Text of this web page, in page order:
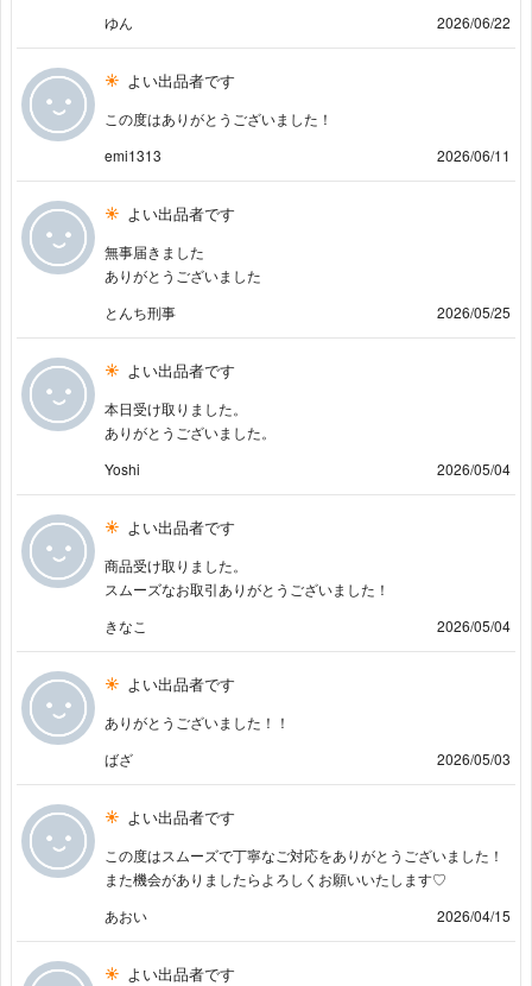
ゆん
2026/06/22
よい出品者です
この度はありがとうございました！
emi1313
2026/06/11
よい出品者です
無事届きました
ありがとうございました
とんち刑事
2026/05/25
よい出品者です
本日受け取りました。
ありがとうございました。
Yoshi
2026/05/04
よい出品者です
商品受け取りました。
スムーズなお取引ありがとうございました！
きなこ
2026/05/04
よい出品者です
ありがとうございました！！
ばざ
2026/05/03
よい出品者です
この度はスムーズで丁寧なご対応をありがとうございました！
また機会がありましたらよろしくお願いいたします♡
あおい
2026/04/15
よい出品者です